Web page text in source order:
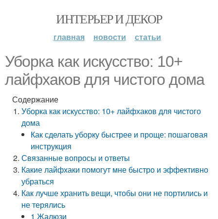
ИНТЕРЬЕР И ДЕКОР
главная новости статьи
Уборка как искусство: 10+
лайфхаков для чистого дома
Содержание
Уборка как искусство: 10+ лайфхаков для чистого
дома
Как сделать уборку быстрее и проще: пошаговая
инструкция
Связанные вопросы и ответы
Какие лайфхаки помогут мне быстро и эффективно
убраться
Как лучше хранить вещи, чтобы они не портились и
не терялись
1 Жалюзи